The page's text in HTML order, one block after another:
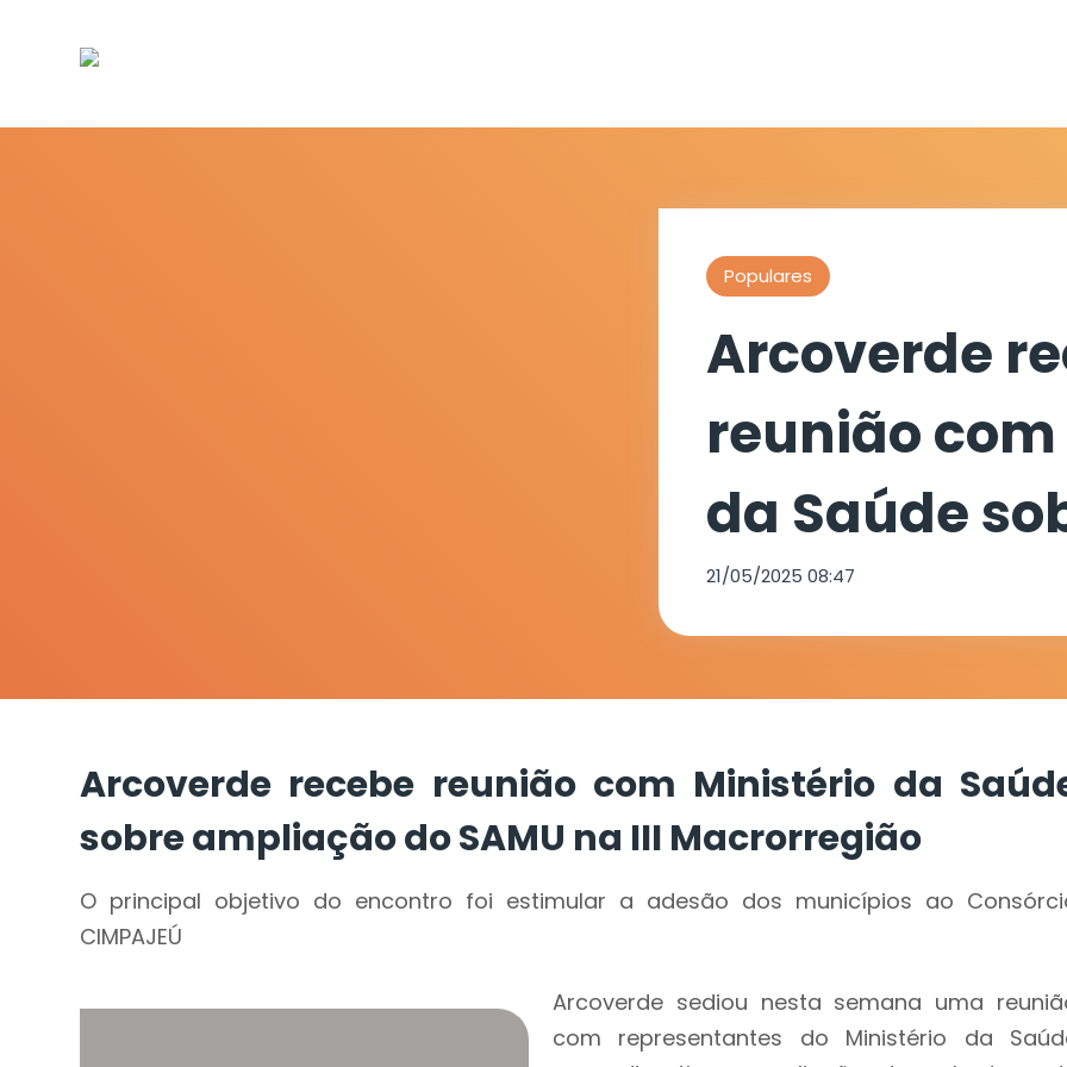
Populares
Arcoverde
reunião
da Saúde
ampliação
21/05/2025 08:47
Arcoverde recebe reunião com Ministério da
sobre ampliação do SAMU na III Macrorregião
O principal objetivo do encontro foi estimular a adesão dos municípios ao
CIMPAJEÚ
Arcoverde sediou nesta semana uma
com representantes do Ministério da